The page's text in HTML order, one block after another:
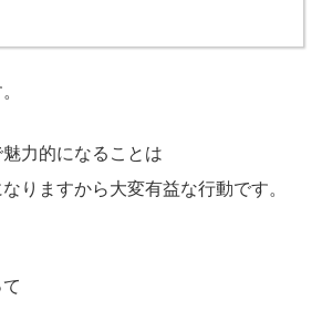
力的になることは
りますから大変有益な行動です。